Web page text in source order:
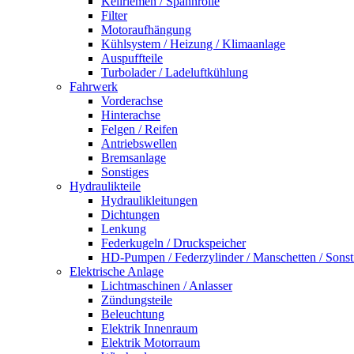
Filter
Motoraufhängung
Kühlsystem / Heizung / Klimaanlage
Auspuffteile
Turbolader / Ladeluftkühlung
Fahrwerk
Vorderachse
Hinterachse
Felgen / Reifen
Antriebswellen
Bremsanlage
Sonstiges
Hydraulikteile
Hydraulikleitungen
Dichtungen
Lenkung
Federkugeln / Druckspeicher
HD-Pumpen / Federzylinder / Manschetten /
Elektrische Anlage
Lichtmaschinen / Anlasser
Zündungsteile
Beleuchtung
Elektrik Innenraum
Elektrik Motorraum